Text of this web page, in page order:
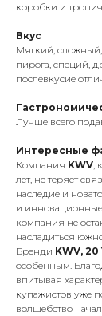
коробки и
Вкус
Мягкий,
пирога, специй,
послевкусие
Лучше всего
Интересные
Компания KWV,
лет, не теряет
наследие и
и
компания не
насладиться
Бренди KWV, 20
особенным.
впитывая
купажистов уже
волшебство